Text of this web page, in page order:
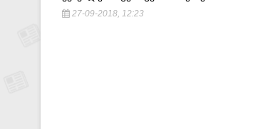
27-09-2018, 12:23